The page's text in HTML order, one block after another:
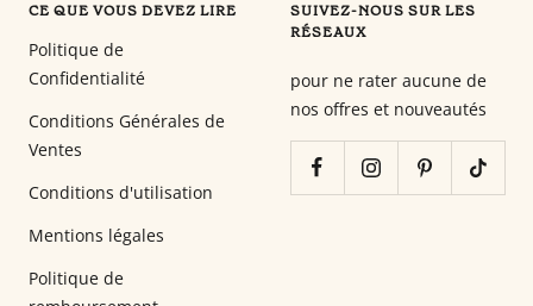
CE QUE VOUS DEVEZ LIRE
Politique de
Confidentialité
Conditions Générales de
Ventes
Conditions d'utilisation
Mentions légales
Politique de
SUIVEZ-NOUS SUR LES
RÉSEAUX
pour ne rater aucune de
nos offres et nouveautés